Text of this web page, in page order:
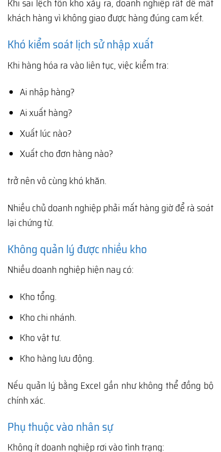
Khi sai lệch tồn kho xảy ra, doanh nghiệp rất dễ mất
khách hàng vì không giao được hàng đúng cam kết.
Khó kiểm soát lịch sử nhập xuất
Khi hàng hóa ra vào liên tục, việc kiểm tra:
Ai nhập hàng?
Ai xuất hàng?
Xuất lúc nào?
Xuất cho đơn hàng nào?
trở nên vô cùng khó khăn.
Nhiều chủ doanh nghiệp phải mất hàng giờ để rà soát
lại chứng từ.
Không quản lý được nhiều kho
Nhiều doanh nghiệp hiện nay có:
Kho tổng.
Kho chi nhánh.
Kho vật tư.
Kho hàng lưu động.
Nếu quản lý bằng Excel gần như không thể đồng bộ
chính xác.
Phụ thuộc vào nhân sự
Không ít doanh nghiệp rơi vào tình trạng: